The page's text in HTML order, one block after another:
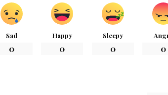
Sad
0
Happy
0
Sleepy
0 0